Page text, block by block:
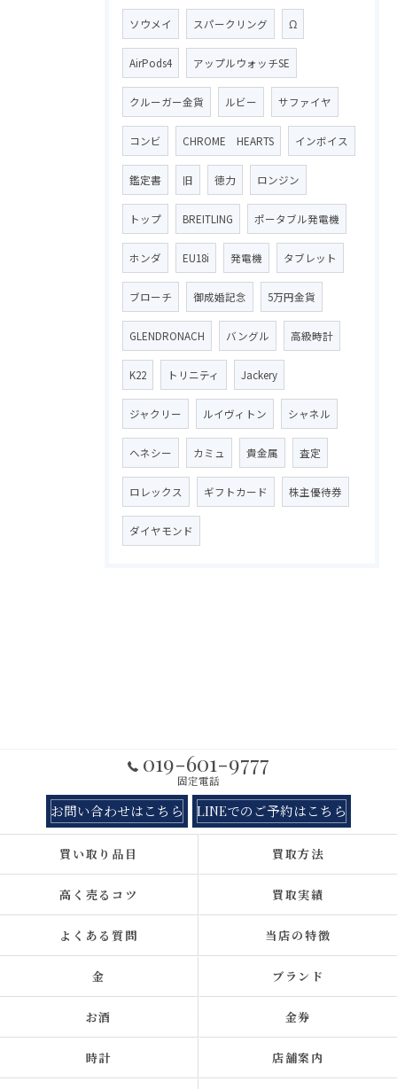
ソウメイ スパークリング Ω
AirPods4 アップルウォッチSE
クルーガー金貨 ルビー サファイヤ
コンビ CHROME HEARTS インボイス
鑑定書 旧 徳力 ロンジン
トップ BREITLING ポータブル発電機
ホンダ EU18i 発電機 タブレット
ブローチ 御成婚記念 5万円金貨
GLENDRONACH バングル 高級時計
K22 トリニティ Jackery
ジャクリー ルイヴィトン シャネル
ヘネシー カミュ 貴金属 査定
ロレックス ギフトカード 株主優待券
ダイヤモンド
019-601-9777
固定電話
お問い合わせはこちら LINEでのご予約はこちら
買い取り品目 買取方法
高く売るコツ 買取実績
よくある質問 当店の特徴
金 ブランド
お酒 金券
時計 店舗案内